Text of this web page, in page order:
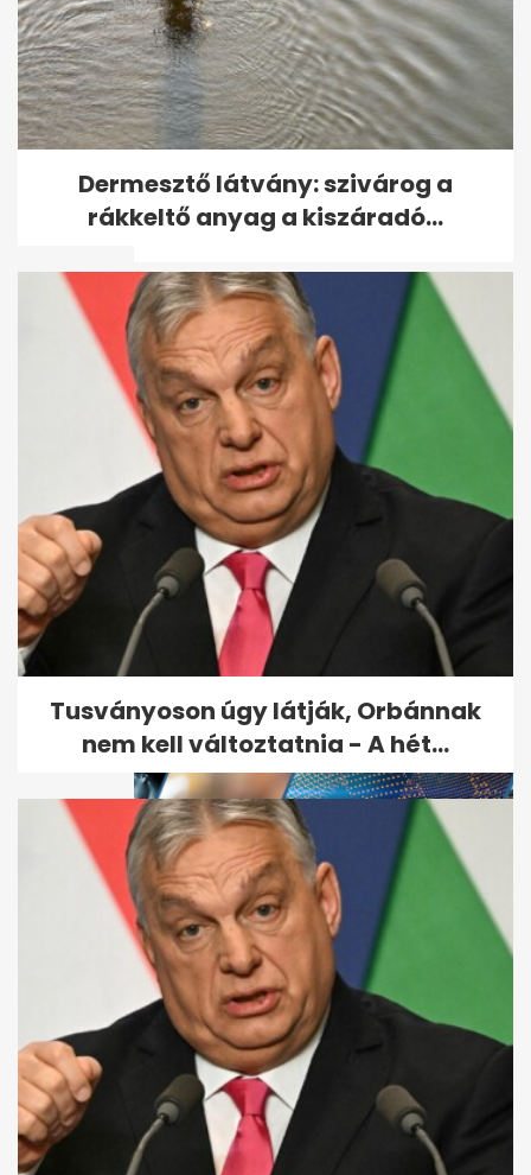
Szabálytalanul előzött, Volán-
buszt döntött árokba 38
utassal
Sürgősen vérre van szüksége
a Jóban Rosszban...
A bukaresti magyar konzul
halálos balesetet szenvedett
Dermesztő látvány: szivárog a
rákkeltő anyag a kiszáradó...
Tusványoson úgy látják, Orbánnak
nem kell változtatnia - A hét...